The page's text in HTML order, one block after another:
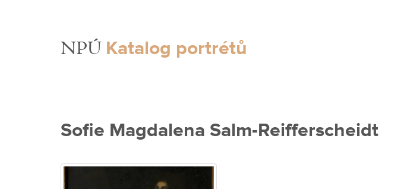
NPÚ Katalog portrétů
Sofie Magdalena Salm-Reifferscheidt